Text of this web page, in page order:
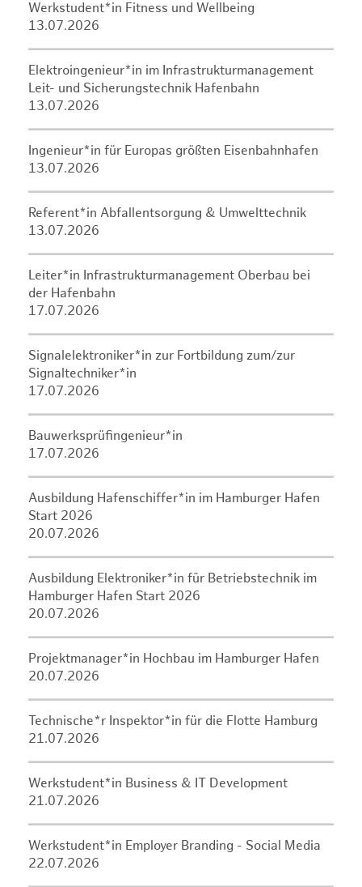
Werkstudent*in Fitness und Wellbeing
13.07.2026
Elektroingenieur*in im Infrastrukturmanagement
Leit- und Sicherungstechnik Hafenbahn
13.07.2026
Ingenieur*in für Europas größten Eisenbahnhafen
13.07.2026
Referent*in Abfallentsorgung & Umwelttechnik
13.07.2026
Leiter*in Infrastrukturmanagement Oberbau bei
der Hafenbahn
17.07.2026
Signalelektroniker*in zur Fortbildung zum/zur
Signaltechniker*in
17.07.2026
Bauwerksprüfingenieur*in
17.07.2026
Ausbildung Hafenschiffer*in im Hamburger Hafen
Start 2026
20.07.2026
Ausbildung Elektroniker*in für Betriebstechnik im
Hamburger Hafen Start 2026
20.07.2026
Projektmanager*in Hochbau im Hamburger Hafen
20.07.2026
Technische*r Inspektor*in für die Flotte Hamburg
21.07.2026
Werkstudent*in Business & IT Development
21.07.2026
Werkstudent*in Employer Branding - Social Media
22.07.2026